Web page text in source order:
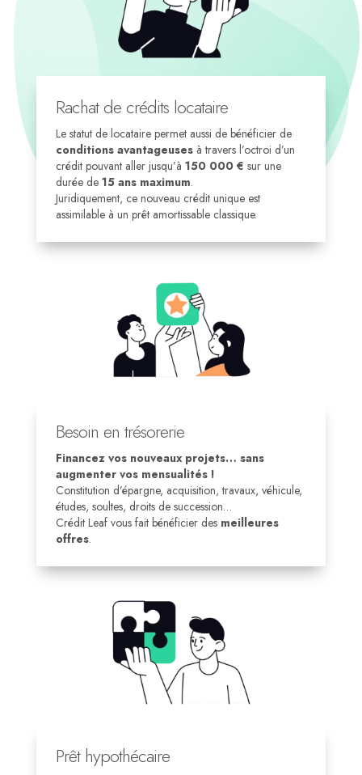
Rachat de crédits locataire
Le statut de locataire permet aussi de bénéficier de
conditions avantageusesà travers l’octroi d’un
crédit pouvant aller jusqu’à 150 000 € sur une
durée de 15 ans maximum.
Juridiquement, ce nouveau crédit unique est
assimilable à un prêt amortissable classique.
Besoin en trésorerie
Financez vos nouveaux projets… sans
augmenter vos mensualités !
Constitution d’épargne, acquisition, travaux, véhicule,
études, soultes, droits de succession…
Crédit Leaf vous fait bénéficier des meilleures
offres.
Prêt hypothécaire